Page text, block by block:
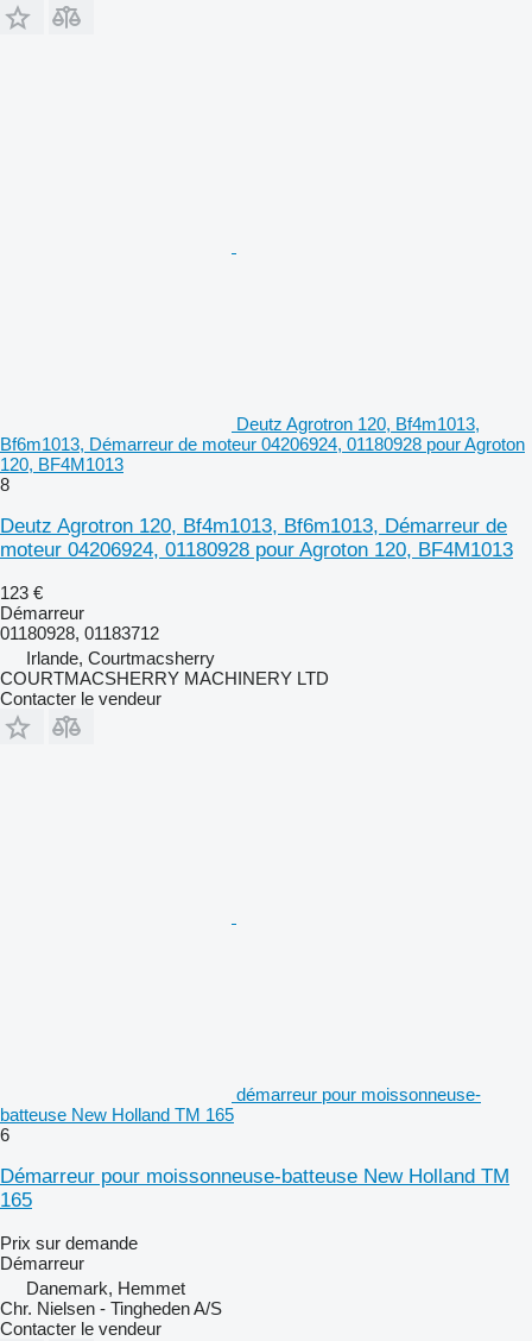
Deutz Agrotron 120, Bf4m1013,
Bf6m1013, Démarreur de moteur 04206924, 01180928 pour Agroton
120, BF4M1013
8
Deutz Agrotron 120, Bf4m1013, Bf6m1013, Démarreur de
moteur 04206924, 01180928 pour Agroton 120, BF4M1013
123 €
Démarreur
01180928, 01183712
Irlande, Courtmacsherry
COURTMACSHERRY MACHINERY LTD
Contacter le vendeur
démarreur pour moissonneuse-
batteuse New Holland TM 165
6
Démarreur pour moissonneuse-batteuse New Holland TM
165
Prix sur demande
Démarreur
Danemark, Hemmet
Chr. Nielsen - Tingheden A/S
Contacter le vendeur